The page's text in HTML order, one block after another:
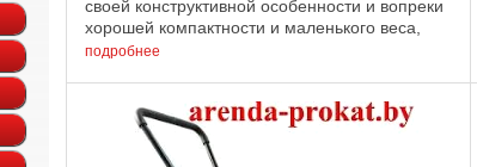
своей конструктивной особенности и вопреки
хорошей компактности и маленького веса,
позволяет достичь глубины уплотнения ...
подробнее